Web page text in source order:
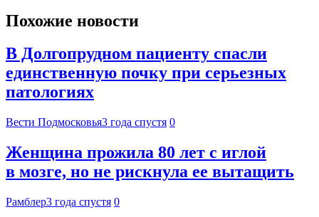
Похожие новости
В Долгопрудном пациенту спасли
единственную почку при серьезных
патологиях
Вести Подмосковья3 года спустя 0
Женщина прожила 80 лет с иглой
в мозге, но не рискнула ее вытащить
Рамблер3 года спустя 0